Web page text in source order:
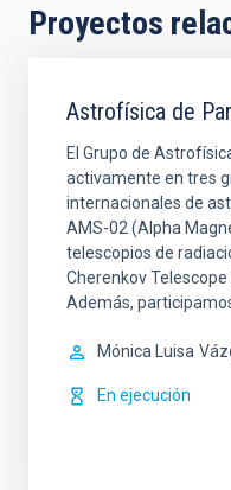
Proyectos
Astrofísica de
El Grupo de
activamente en tres
internacionales de
AMS-02 (Alpha
telescopios de
Cherenkov Telescope
Además,
Mónica Luisa
En ejecución